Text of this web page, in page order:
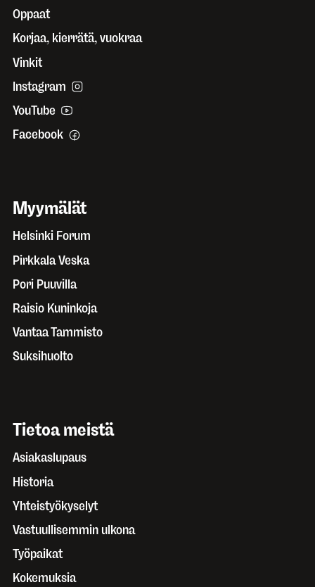
Oppaat
Korjaa, kierrätä, vuokraa
Vinkit
Instagram
YouTube
Facebook
Myymälät
Helsinki Forum
Pirkkala Veska
Pori Puuvilla
Raisio Kuninkoja
Vantaa Tammisto
Suksihuolto
Tietoa meistä
Asiakaslupaus
Historia
Yhteistyökyselyt
Vastuullisemmin ulkona
Työpaikat
Kokemuksia